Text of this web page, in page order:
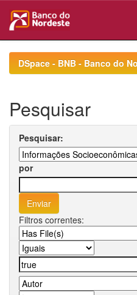
navigationDSpace - BNB - Banco do
Pesquisar
Pesquisar:
por
Filtros correntes: